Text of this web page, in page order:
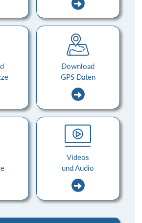
Download
GPS Daten
Videos
und Audio